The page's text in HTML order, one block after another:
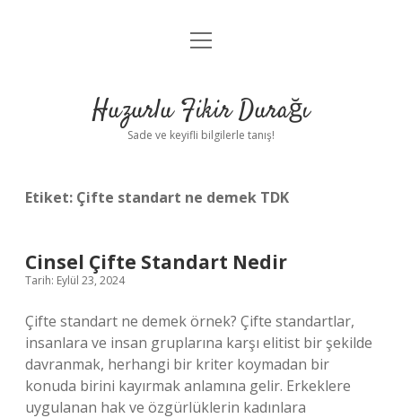
Anasayfa
Yasal Uyarı
menüyü
Huzurlu Fikir Durağı
Sade ve keyifli bilgilerle tanış!
Etiket: Çifte standart ne demek TDK
Cinsel Çifte Standart Nedir
Tarih: Eylül 23, 2024
Çifte standart ne demek örnek? Çifte standartlar,
insanlara ve insan gruplarına karşı elitist bir şekilde
davranmak, herhangi bir kriter koymadan bir
konuda birini kayırmak anlamına gelir. Erkeklere
uygulanan hak ve özgürlüklerin kadınlara